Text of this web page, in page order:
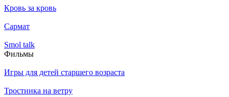
Кровь за кровь
Сармат
Smol talk
Филь­мы
Игры для детей старшего возраста
Тростинка на ветру